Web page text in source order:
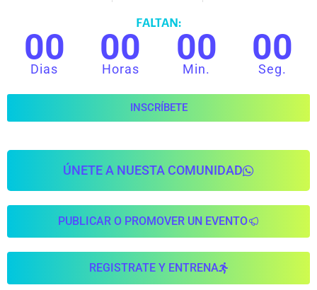
FALTAN:
00
Dias
00
Horas
00
Min.
00
Seg.
INSCRÍBETE
ÚNETE A NUESTA COMUNIDAD
PUBLICAR O PROMOVER UN EVENTO
REGISTRATE Y ENTRENA